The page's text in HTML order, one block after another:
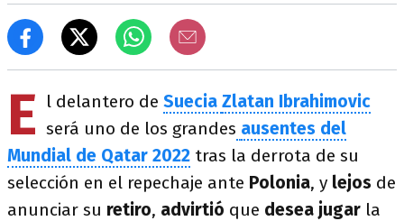
E l delantero de Suecia Zlatan Ibrahimovic
será uno de los grandes ausentes del
Mundial de Qatar 2022 tras la derrota de su
selección en el repechaje ante Polonia, y lejos de
anunciar su retiro, advirtió que desea jugar la